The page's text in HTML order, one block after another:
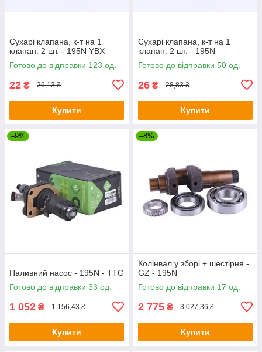
Сухарі клапана, к-т на 1
клапан: 2 шт. - 195N YBX
Готово до відправки 123 од.
22 ₴ 26,13 ₴
Купити
Сухарі клапана, к-т на 1
клапан: 2 шт. - 195N
Готово до відправки 50 од.
26 ₴ 28,83 ₴
Купити
–9%
Паливний насос - 195N - TTG
Готово до відправки 33 од.
1 052 ₴ 1 156,43 ₴
Купити
–8%
Колінвал у зборі + шестірня -
GZ - 195N
Готово до відправки 17 од.
2 775 ₴ 3 027,36 ₴
Купити